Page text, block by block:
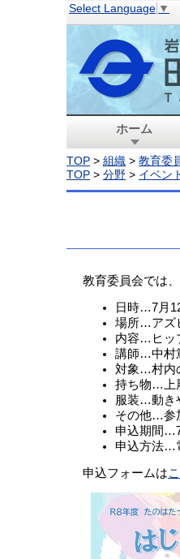
Select Language ▼
ホーム
TOP > 組織 > 教育委
TOP > 分野 > イベン
教育委員会では
日時…7月
場所…アズ
内容…ヒッ
講師…中村
対象…村内
持ち物…上
服装…動き
その他…参
申込期間
申込方法…
申込フォームは